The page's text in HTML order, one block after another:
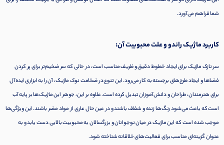
شما فراهم می‌آورد.
کاربرد ماژیک راندو و علت محبوبیت آن:
سر نازک ماژیک برای ایجاد خطوط دقیق و ظریف مناسب است، در حالی که سر ضخیم‌تر برای پر کردن
فضاها و ایجاد طرح‌های برجسته به کار می‌رود. این تنوع در ضخامت نوک ماژیک، آن را به ابزاری ایده‌آل
برای هنرمندان، طراحان و دانش‌آموزان تبدیل کرده است. علاوه بر این، جوهر این ماژیک‌ها بر پایه آب
است که باعث می‌شود رنگ‌ها زنده و شفاف باشند و در عین حال عاری از مواد مضر باشند. این ویژگی‌ها
موجب شده است که این ماژیک در میان نوجوانان و بزرگسالان به محبوبیت بالایی دست یابد و به
عنوان گزینه‌ای مناسب برای فعالیت‌های خلاقانه شناخته شود.